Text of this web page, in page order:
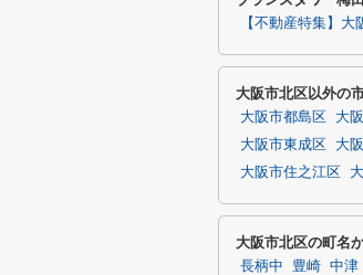
【不動産特集】
大阪市北区以外の
大阪市都島区 大
大阪市東成区
大
大阪市住之江区
大阪市北区の町名
長柄中 豊崎 中津